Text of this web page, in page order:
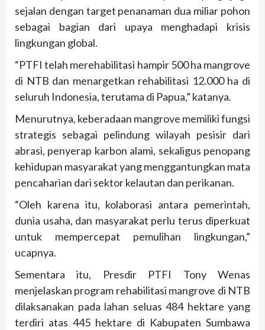
sejalan dengan target penanaman dua miliar pohon
sebagai bagian dari upaya menghadapi krisis
lingkungan global.
“PTFI telah merehabilitasi hampir 500 ha mangrove
di NTB dan menargetkan rehabilitasi 12.000 ha di
seluruh Indonesia, terutama di Papua,” katanya.
Menurutnya, keberadaan mangrove memiliki fungsi
strategis sebagai pelindung wilayah pesisir dari
abrasi, penyerap karbon alami, sekaligus penopang
kehidupan masyarakat yang menggantungkan mata
pencaharian dari sektor kelautan dan perikanan.
“Oleh karena itu, kolaborasi antara pemerintah,
dunia usaha, dan masyarakat perlu terus diperkuat
untuk mempercepat pemulihan lingkungan,”
ucapnya.
Sementara itu, Presdir PTFI Tony Wenas
menjelaskan program rehabilitasi mangrove di NTB
dilaksanakan pada lahan seluas 484 hektare yang
terdiri atas 445 hektare di Kabupaten Sumbawa